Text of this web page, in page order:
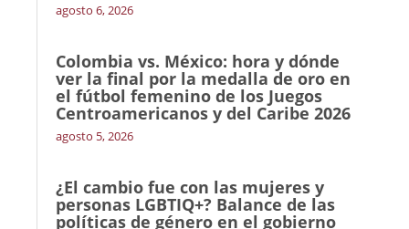
agosto 6, 2026
Colombia vs. México: hora y dónde
ver la final por la medalla de oro en
el fútbol femenino de los Juegos
Centroamericanos y del Caribe 2026
agosto 5, 2026
¿El cambio fue con las mujeres y
personas LGBTIQ+? Balance de las
políticas de género en el gobierno